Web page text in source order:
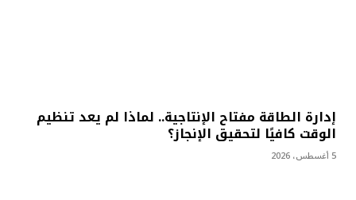
إدارة الطاقة مفتاح الإنتاجية.. لماذا لم يعد تنظيم
الوقت كافيًا لتحقيق الإنجاز؟
5 أغسطس، 2026